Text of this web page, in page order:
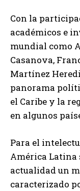
Con la
académicos e
mundial como
Casanova,
Martínez
panorama
el Caribe y la
en algunos
Para el
América Latina
actualidad un
caracterizado